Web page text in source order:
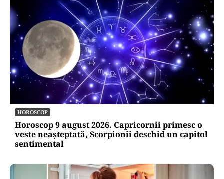
HOROSCOP
Horoscop 9 august 2026. Capricornii primesc o
veste neașteptată, Scorpionii deschid un capitol
sentimental